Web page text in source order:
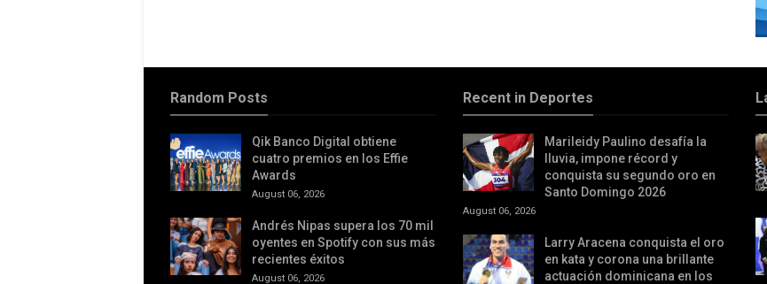
Random Posts
Qik Banco Digital obtiene
cuatro premios en los Effie
Awards
August 06, 2026
Andrés Nipas supera los 70 mil
oyentes en Spotify con sus más
recientes éxitos
August 06, 2026
Recent in Deportes
Marileidy Paulino desafía la
lluvia, impone récord y
conquista su segundo oro en
Santo Domingo 2026
August 06, 2026
Larry Aracena conquista el oro
en kata y corona una brillante
actuación dominicana en los